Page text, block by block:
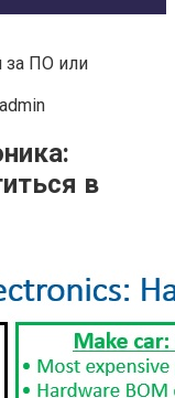
за ПО или
admin
в